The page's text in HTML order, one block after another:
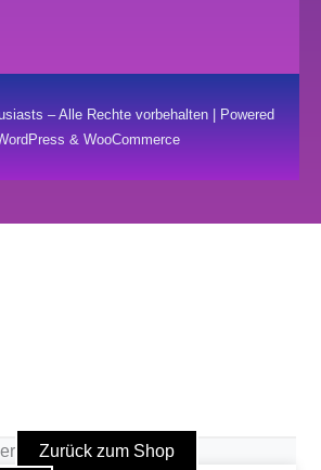
– Alle Rechte vorbehalten | Powered
& WooCommerce
Zurück zum Shop